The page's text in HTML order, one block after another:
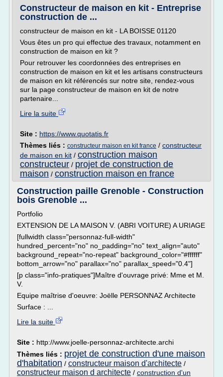
Constructeur de maison en kit - Entreprise
construction de ...
constructeur de maison en kit - LA BOISSE 01120
Vous êtes un pro qui effectue des travaux, notamment en
construction de maison en kit ?
Pour retrouver les coordonnées des entreprises en
construction de maison en kit et les artisans constructeurs
de maison en kit référencés sur notre site, rendez-vous
sur la page constructeur de maison en kit de notre
partenaire...
Lire la suite
Site : https://www.quotatis.fr
Thèmes liés : constructeur maison en kit france / constructeur
de maison en kit / construction maison
constructeur / projet de construction de
maison / construction maison en france
Construction paille Grenoble - Construction
bois Grenoble ...
Portfolio
EXTENSION DE LA MAISON V. (ABRI VOITURE) A URIAGE
[fullwidth class="personnaz-full-width"
hundred_percent="no" no_padding="no" text_align="auto"
background_repeat="no-repeat" background_color="#ffffff"
bottom_arrow="no" parallax="no" parallax_speed="0.4"]
[p class="info-pratiques"]Maître d'ouvrage privé: Mme et M.
V.
Equipe maîtrise d'oeuvre: Joëlle PERSONNAZ Architecte
Surface : ...
Lire la suite
Site : http://www.joelle-personnaz-architecte.archi
Thèmes liés : projet de construction d'une maison
d'habitation / constructeur maison d'architecte /
constructeur maison d architecte / construction d'un